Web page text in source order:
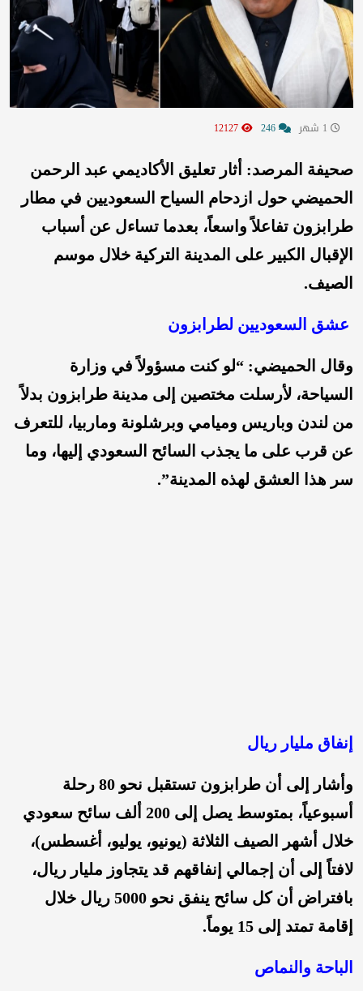
صحيفة المرصد: أثار تعليق الأكاديمي عبد الرحمن
الحميضي حول ازدحام السياح السعوديين في مطار
طرابزون تفاعلاً واسعاً، بعدما تساءل عن أسباب
الإقبال الكبير على المدينة التركية خلال موسم
الصيف.
عشق السعوديين لطرابزون
وقال الحميضي: “لو كنت مسؤولاً في وزارة
السياحة، لأرسلت مختصين إلى مدينة طرابزون بدلاً
من لندن وباريس وميامي وبرشلونة وماربيا، للتعرف
عن قرب على ما يجذب السائح السعودي إليها، وما
سر هذا العشق لهذه المدينة”.
إنفاق مليار ريال
وأشار إلى أن طرابزون تستقبل نحو 80 رحلة
أسبوعياً، بمتوسط يصل إلى 200 ألف سائح سعودي
خلال أشهر الصيف الثلاثة (يونيو، يوليو، أغسطس)،
لافتاً إلى أن إجمالي إنفاقهم قد يتجاوز مليار ريال،
بافتراض أن كل سائح ينفق نحو 5000 ريال خلال
إقامة تمتد إلى 15 يوماً.
الباحة والنماص